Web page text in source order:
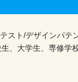
スト/デザインパテ
、大学生、専修学